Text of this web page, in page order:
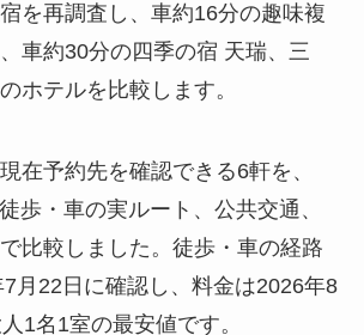
を再調査し、車約16分の趣味複
車約30分の四季の宿 天瑞、三
ホテルを比較します。
在予約先を確認できる6軒を、
歩・車の実ルート、公共交通、
比較しました。徒歩・車の経路
月22日に確認し、料金は2026年8
1名1室の最安値です。